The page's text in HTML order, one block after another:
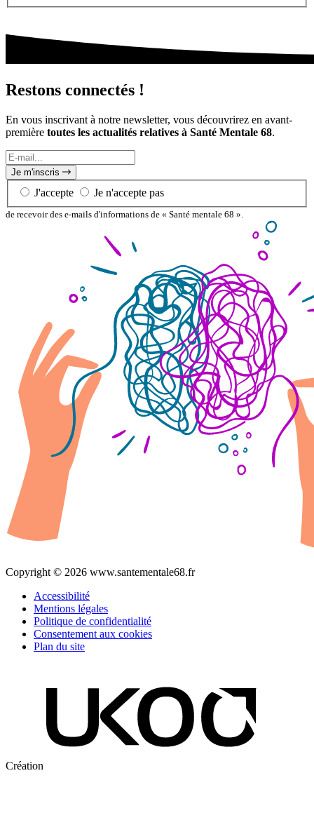
Restons connectés !
En vous inscrivant à notre newsletter, vous découvrirez en avant-
première toutes les actualités relatives à Santé Mentale 68.
E-
mail...
Je m'inscris
J'accepte Je n'accepte pas
de recevoir des e-mails d'informations de « Santé mentale 68 ».
Copyright © 2026 www.santementale68.fr
Accessibilité
Mentions légales
Politique de confidentialité
Consentement aux cookies
Plan du site
Création